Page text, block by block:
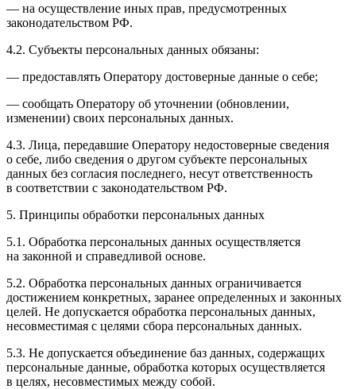
— на осуществление иных прав, предусмотренных
законодательством РФ.
4.2. Субъекты персональных данных обязаны:
— предоставлять Оператору достоверные данные о себе;
— сообщать Оператору об уточнении (обновлении,
изменении) своих персональных данных.
4.3. Лица, передавшие Оператору недостоверные сведения
о себе, либо сведения о другом субъекте персональных
данных без согласия последнего, несут ответственность
в соответствии с законодательством РФ.
5. Принципы обработки персональных данных
5.1. Обработка персональных данных осуществляется
на законной и справедливой основе.
5.2. Обработка персональных данных ограничивается
достижением конкретных, заранее определенных и законных
целей. Не допускается обработка персональных данных,
несовместимая с целями сбора персональных данных.
5.3. Не допускается объединение баз данных, содержащих
персональные данные, обработка которых осуществляется
в целях, несовместимых между собой.